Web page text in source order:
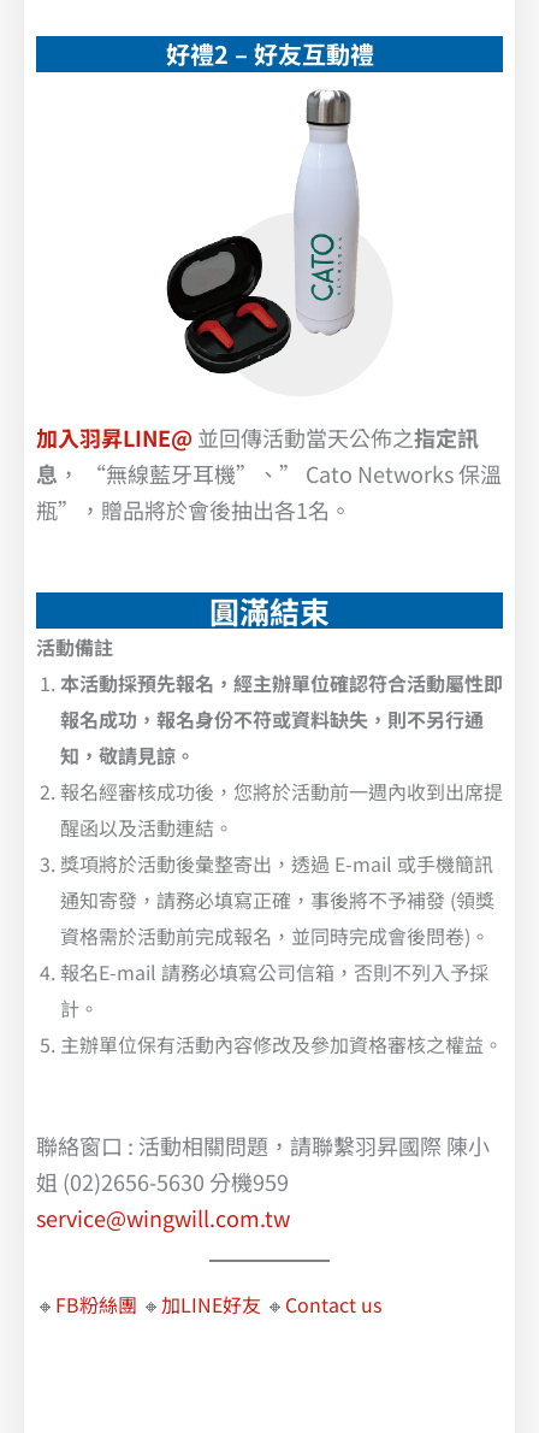
好禮2 – 好友互動禮
加入羽昇LINE@ 並回傳活動當天公佈之指定訊
息 ， “無線藍牙耳機”、” Cato Networks 保溫
瓶”，贈品將於會後抽出各1名。
圓滿結束
活動備註
本活動採預先報名，經主辦單位確認符合活動屬性即
報名成功，報名身份不符或資料缺失，則不另行通
知，敬請見諒。
報名經審核成功後，您將於活動前一週內收到出席提
醒函以及活動連結。
獎項將於活動後彙整寄出，透過 E-mail 或手機簡訊
通知寄發，請務必填寫正確，事後將不予補發 (領獎
資格需於活動前完成報名，並同時完成會後問卷)。
報名E-mail 請務必填寫公司信箱，否則不列入予採
計。
主辦單位保有活動內容修改及參加資格審核之權益。
聯絡窗口 : 活動相關問題，請聯繫羽昇國際 陳小
姐 (02)2656-5630 分機959
service@wingwill.com.tw
🔸 FB粉絲團 🔸加LINE好友 🔸 Contact us